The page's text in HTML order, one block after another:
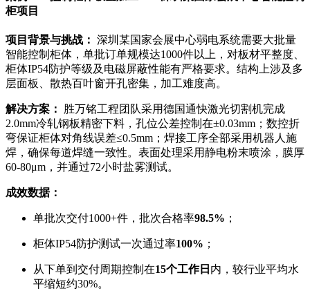
柜项目
项目背景与挑战： 深圳某国家会展中心弱电系统需要大批量
智能控制柜体，单批订单规模达1000件以上，对板材平整度、
柜体IP54防护等级及电磁屏蔽性能有严格要求。结构上涉及多
层面板、散热百叶窗开孔密集，加工难度高。
解决方案：
胜万铭工程团队采用德国通快激光切割机完成
2.0mm冷轧钢板精密下料，孔位公差控制在±0.03mm；数控折
弯保证柜体对角线误差≤0.5mm；焊接工序全部采用机器人施
焊，确保每道焊缝一致性。表面处理采用静电粉末喷涂，膜厚
60-80μm，并通过72小时盐雾测试。
成效数据：
单批次交付1000+件，批次合格率98.5% ；
柜体IP54防护测试一次通过率100% ；
从下单到交付周期控制在15个工作日 内，较行业平均水
平缩短约30%。